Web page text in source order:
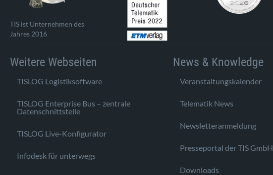
TIS ist Unternehmen des
Jahres 2016
Weitere Webseiten
TISLOG Logistiksoftware
TISLOG Enterprise Bus – zentrale
Datenschnittstelle
TISLOG Live-Konfigurator
Infodesk für unterwegs
News & Knowledge
Veranstaltungskalender
Telematik News
Newsletteranmeldung
Presseportal der TIS GmbH
Downloads